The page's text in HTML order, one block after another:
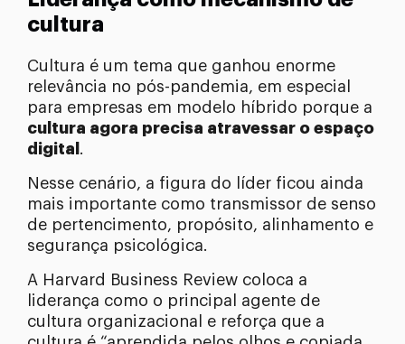
cultura
Cultura é um tema que ganhou enorme
relevância no pós-pandemia, em especial
para empresas em modelo híbrido porque a
cultura agora precisa atravessar o espaço
digital .
Nesse cenário, a figura do líder ficou ainda
mais importante como transmissor de senso
de pertencimento, propósito, alinhamento e
segurança psicológica.
A Harvard Business Review coloca a
liderança como o principal agente de
cultura organizacional e reforça que a